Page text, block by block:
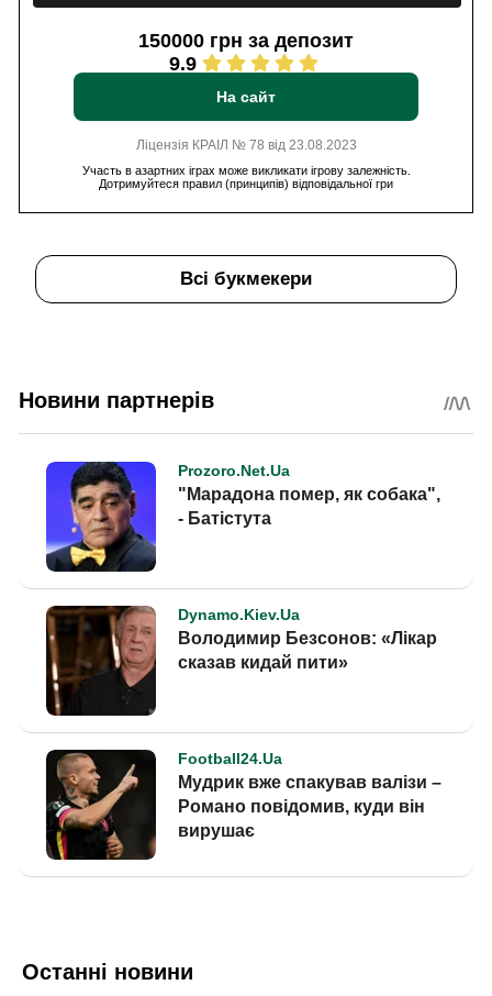
150000 грн за депозит
9.9
На сайт
Ліцензія КРАІЛ № 78 від 23.08.2023
Участь в азартних іграх може викликати ігрову залежність.
Дотримуйтеся правил (принципів) відповідальної гри
Всі букмекери
Останні новини